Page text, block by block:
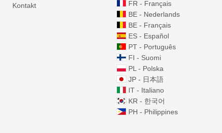
Kontakt
FR - Français
BE - Nederlands
BE - Français
ES - Español
PT - Português
FI - Suomi
PL - Polska
JP - 日本語
IT - Italiano
KR - 한국어
PH - Philippines